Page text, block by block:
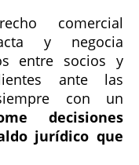
comercial
y negocia
entre socios y
ante las
con un
decisiones
jurídico que